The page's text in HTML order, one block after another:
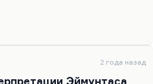
трагедия человека,
в этой роли, оказался к
трагедия. И Горин бы об
2 года назад
Эймунтаса